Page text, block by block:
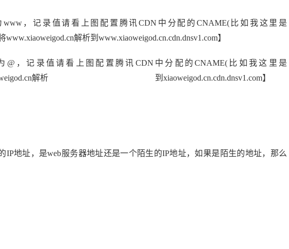
，记录值请看上图配置腾讯CDN中分配的CNAME(比如我这里是
www.xiaoweigod.cn解析到 www.xiaoweigod.cn.cdn.dnsv1.com】
@，记录值请看上图配置腾讯CDN中分配的CNAME(比如我这里是
将xiaoweigod.cn解析 到xiaoweigod.cn.cdn.dnsv1.com】
IP地址，是web服务器地址还是一个陌生的IP地址，如果是陌生的地址，那么